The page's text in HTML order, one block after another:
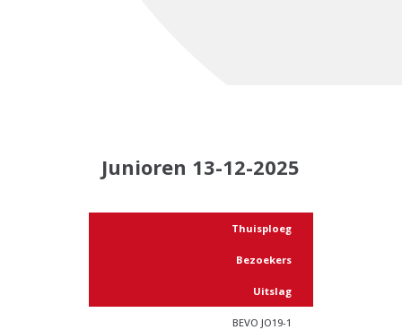
Junioren 13-12-2025
Thuisploeg
Bezoekers
Uitslag
BEVO JO19-1